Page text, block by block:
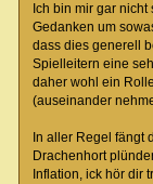
Ich bin mir gar
Gedanken um
dass dies generell
Spielleitern eine
daher wohl ein
(auseinander
In aller Regel fängt
Drachenhort
Inflation, ick hör dir